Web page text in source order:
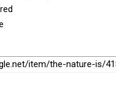
item/the-nature-is/